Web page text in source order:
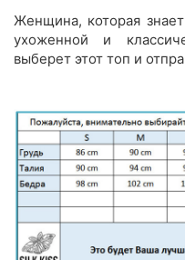
Женщина, которая
ухоженной и
выберет этот топ и